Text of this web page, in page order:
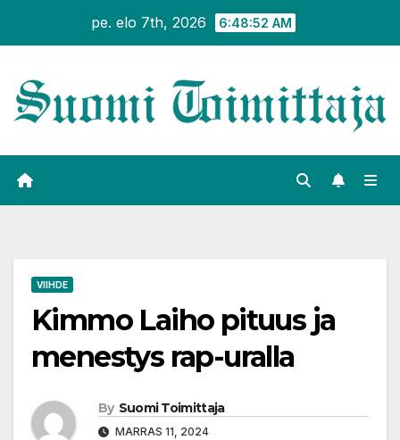
pe. elo 7th, 2026 6:48:52 AM
VIIHDE
Kimmo Laiho pituus ja
menestys rap-uralla
By Suomi Toimittaja
MARRAS 11, 2024